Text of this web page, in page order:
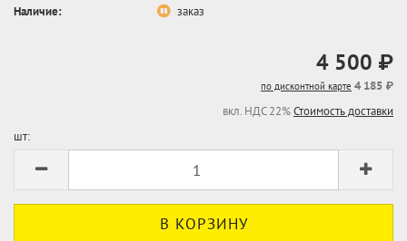
Наличие:
заказ
4 500 ₽
по дисконтной карте 4 185 ₽
вкл. НДС 22%Стоимость доставки
шт: